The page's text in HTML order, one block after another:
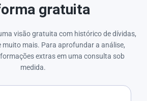
gratuita
visão gratuita com histórico de dívidas,
mais. Para aprofundar a análise,
extras em uma consulta sob
medida.